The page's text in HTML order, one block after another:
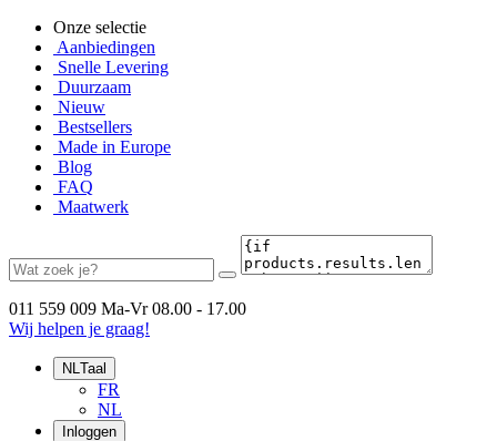
Onze selectie
Aanbiedingen
Snelle Levering
Duurzaam
Nieuw
Bestsellers
Made in Europe
Blog
FAQ
Maatwerk
011 559 009 Ma-Vr 08.00 - 17.00
Wij helpen je graag!
NLTaal
FR
NL
Inloggen